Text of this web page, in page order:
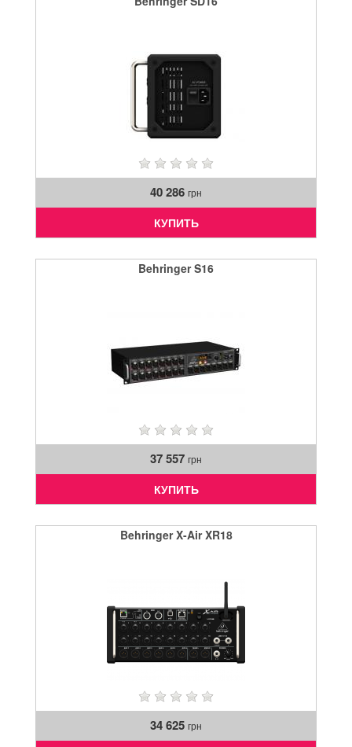
40 286 грн
КУПИТЬ
Behringer S16
37 557 грн
КУПИТЬ
Behringer X-Air XR18
34 625 грн